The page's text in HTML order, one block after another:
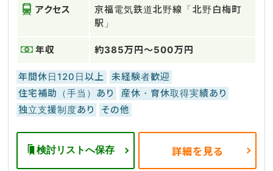
アクセス
京福電気鉄道北野線「北野白梅町
駅」
年収 約385万円～500万円
年間休日120日以上
未経験者歓迎
住宅補助（手当）あり
産休・育休取得実績あり
独立支援制度あり
その他
検討リストへ保存 詳細を見る